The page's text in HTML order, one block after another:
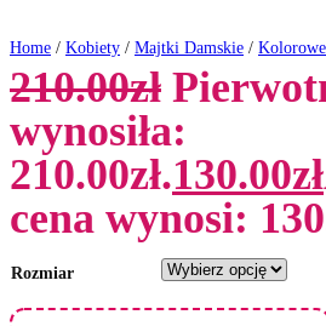
Home / Kobiety / Majtki Damskie /
210.00zł
wynosiła:
210.00zł.130.00zł
cena wynosi:
Rozmiar